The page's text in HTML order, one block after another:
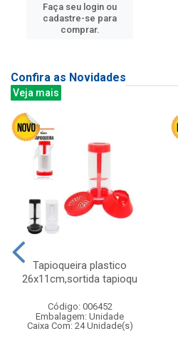
Faça seu login ou
cadastre-se para
comprar.
Confira as Novidades
Veja mais
Tapioqueira plastico
26x11cm,sortida tapioqu
Código: 006452
Embalagem: Unidade
Caixa Com: 24 Unidade(s)